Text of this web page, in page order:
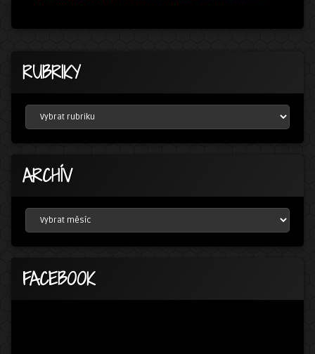
RUBRIKY
ARCHÍV
FACEBOOK